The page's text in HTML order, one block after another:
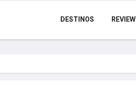
DESTINOS REVIEW